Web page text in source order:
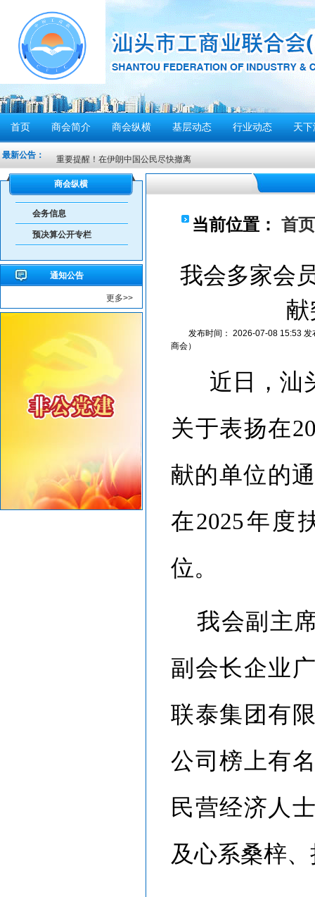
首页 商会简介 商会纵横 基层动态 行业动态 天
最新公告：
共建绿美汕头，共享生态家园——致全市企业家的...
重要提醒！在伊朗中国公民尽快撤离
密切关注超强台风“桦加沙”，注意防范
汕头将分区域、分行业、分时段实行“四停”
感谢信
汕头市2026年“6·30”助力乡村振兴活动倡议书
【人民防空宣传周】如何辨别防空警报？我们应该...
6月21日10时15分，汕头将实施防空警报试鸣！
汕头发布2026年6月份重点行业领域安全风险提示
商会纵横
会务信息
预决算公开专栏
通知公告
更多>>
当前位置： 首页
我会多家会
献
发布时间： 2026-07-08 15:53 发
商会）
近日，汕
关于表扬在
献的单位的
在2025年度
位。
我会副主
副会长企业
联泰集团有
公司榜上有
民营经济人
及心系桑梓